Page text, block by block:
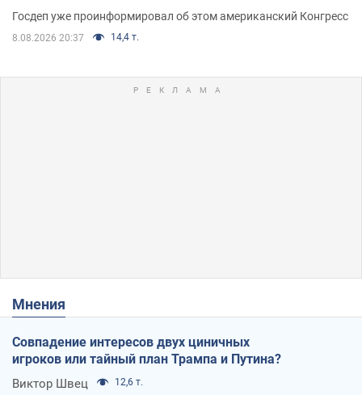
Госдеп уже проинформировал об этом американский Конгресс
8.08.2026 20:37 14,4 т.
Мнения
Совпадение интересов двух циничных
игроков или тайный план Трампа и Путина?
Виктор Швец 12,6 т.